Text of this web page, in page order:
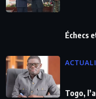
Échecs
Togo,